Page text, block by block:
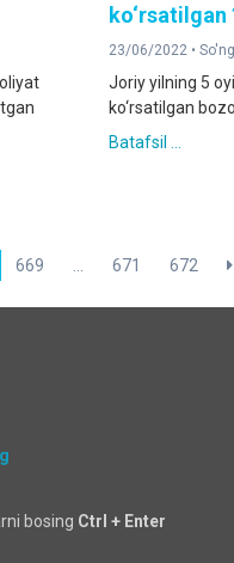
ko‘rsatilgan
23/06/2022 •
Joriy yilning 5
ko‘rsatilgan
Batafsil ...
669 671 672
bosing Ctrl + Enter